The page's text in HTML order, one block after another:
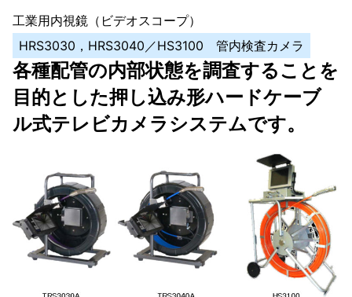
工業用内視鏡（ビデオスコープ）
HRS3030，HRS3040／HS3100 管内検査カメラ
各種配管の内部状態を調査することを
目的とした押し込み形ハードケーブ
ル式テレビカメラシステムです。